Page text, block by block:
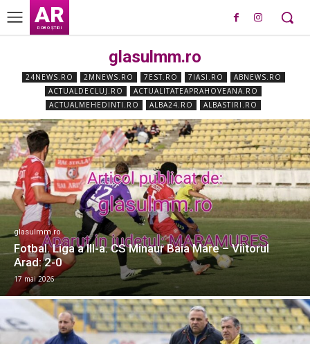
AR
ROBO ȘTIRI
glasulmm.ro
24NEWS.RO 2MNEWS.RO 7EST.RO 7IASI.RO
ABNEWS.RO
ACTUALDECLUJ.RO
ACTUALITATEAPRAHOVEANA.RO
ACTUALMEHEDINTI.RO
ALBA24.RO ALBASTIRI.RO
glasulmm.ro
Fotbal. Liga a III-a. CS Minaur Baia Mare – Viitorul
Arad: 2-0
17 mai 2026